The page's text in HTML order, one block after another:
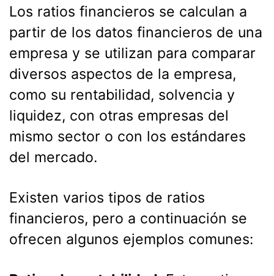
Los ratios financieros se calculan a
partir de los datos financieros de una
empresa y se utilizan para comparar
diversos aspectos de la empresa,
como su rentabilidad, solvencia y
liquidez, con otras empresas del
mismo sector o con los estándares
del mercado.
Existen varios tipos de ratios
financieros, pero a continuación se
ofrecen algunos ejemplos comunes: